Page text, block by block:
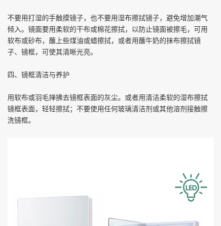
不要用打湿的手触摸镜子，也不要用湿布擦拭镜子，避免增加潮气
倾入。镜面要用柔软的干布或棉花擦拭，以防止镜面被擦毛，可用
软布或砂布，蘸上些煤油或蜡擦拭，或者用蘸牛奶的抹布擦拭镜
子、镜框，可使其清晰光亮。
四、镜框清洁与养护
用软布或羽毛掸拂去镜框表面的灰尘。或者用清洁柔软的湿布擦拭
镜框表面，轻轻擦拭；不要使用任何玻璃清洁剂或其他溶剂接触擦
洗镜框。